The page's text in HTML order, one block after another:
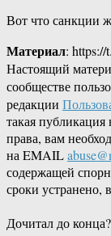
Вот что санкции
Материал: https://
Настоящий
сообществе
редакции
такая
права, вам
на EMAIL
содержащей
сроки устранено,
Дочитал до конца?